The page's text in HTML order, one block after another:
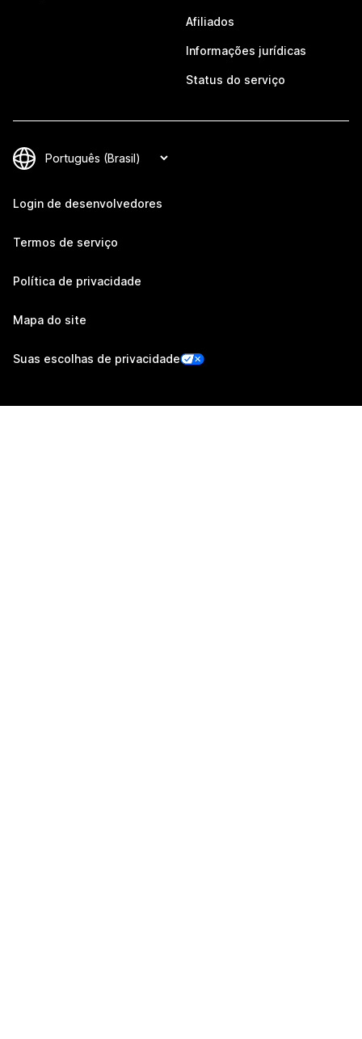
Afiliados
Informações jurídicas
Status do serviço
Login de desenvolvedores
Termos de serviço
Política de privacidade
Mapa do site
Suas escolhas de privacidade